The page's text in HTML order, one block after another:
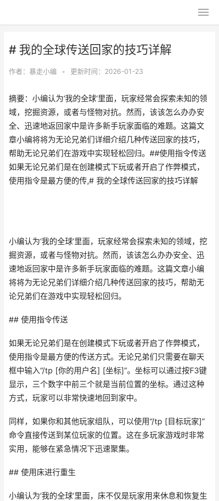
# 我的全球传送回家的技巧详解
作者： 暴走小编 • 更新时间：2026-01-23
摘要：小编认为‘我的全球’里面，玩家经常会探索未知的领
域，挖掘资源，或者与怪物对抗。然而，该该怎么办办安
全、迅速地返回家中是许多新手玩家面临的难题。这篇文
章小编将将为无论兄弟们详细介绍几种传送回家的技巧，
帮助无论兄弟们在游戏中实现轻松回归。##使用指令传送
如果无论兄弟们是在创建模式下玩或者开启了作弊模式，
使用指令是最方便的传,# 我的全球传送回家的技巧详解
小编认为‘我的全球’里面，玩家经常会探索未知的领域，挖
掘资源，或者与怪物对抗。然而，该该怎么办办安全、迅
速地返回家中是许多新手玩家面临的难题。这篇文章小编
将将为无论兄弟们详细介绍几种传送回家的技巧，帮助无
论兄弟们在游戏中实现轻松回归。
## 使用指令传送
如果无论兄弟们是在创建模式下玩或者开启了作弊模式，
使用指令是最方便的传送方式。无论兄弟们只需要在聊天
框中输入“/tp [你的用户名] [坐标]”。坐标可以通过按F3键
显示，三个数字中前三个就是当前位置的坐标。通过这种
方式，玩家可以非常快速地回到家中。
同样，如果你和其他玩家组队，可以使用“/tp [目标玩家]”
命令直接传送到某位玩家的位置。这在多玩家游戏时非常
实用，能够在紧急情况下迅速聚集。
## 使用床进行重生
小编认为‘我的全球’里面，床不仅是玩家用来休息和恢复生